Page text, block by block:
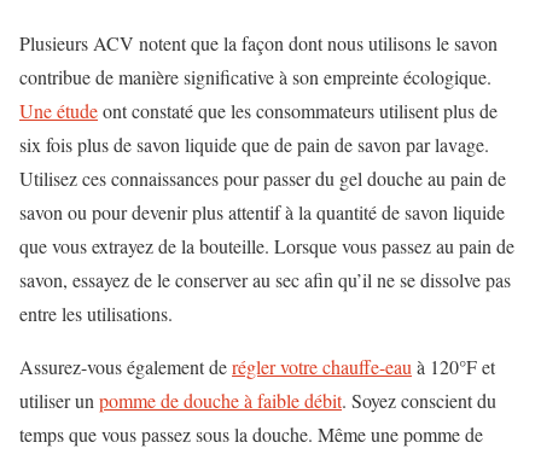
Plusieurs ACV notent que la façon dont nous utilisons le savon
contribue de manière significative à son empreinte écologique.
Une étudeont constaté que les consommateurs utilisent plus de
six fois plus de savon liquide que de pain de savon par lavage.
Utilisez ces connaissances pour passer du gel douche au pain de
savon ou pour devenir plus attentif à la quantité de savon liquide
que vous extrayez de la bouteille. Lorsque vous passez au pain de
savon, essayez de le conserver au sec afin qu’il ne se dissolve pas
entre les utilisations.
Assurez-vous également derégler votre chauffe-eauà 120°Fet
utiliser unpomme de douche à faible débit. Soyez conscient du
temps que vous passez sous la douche. Même une pomme de